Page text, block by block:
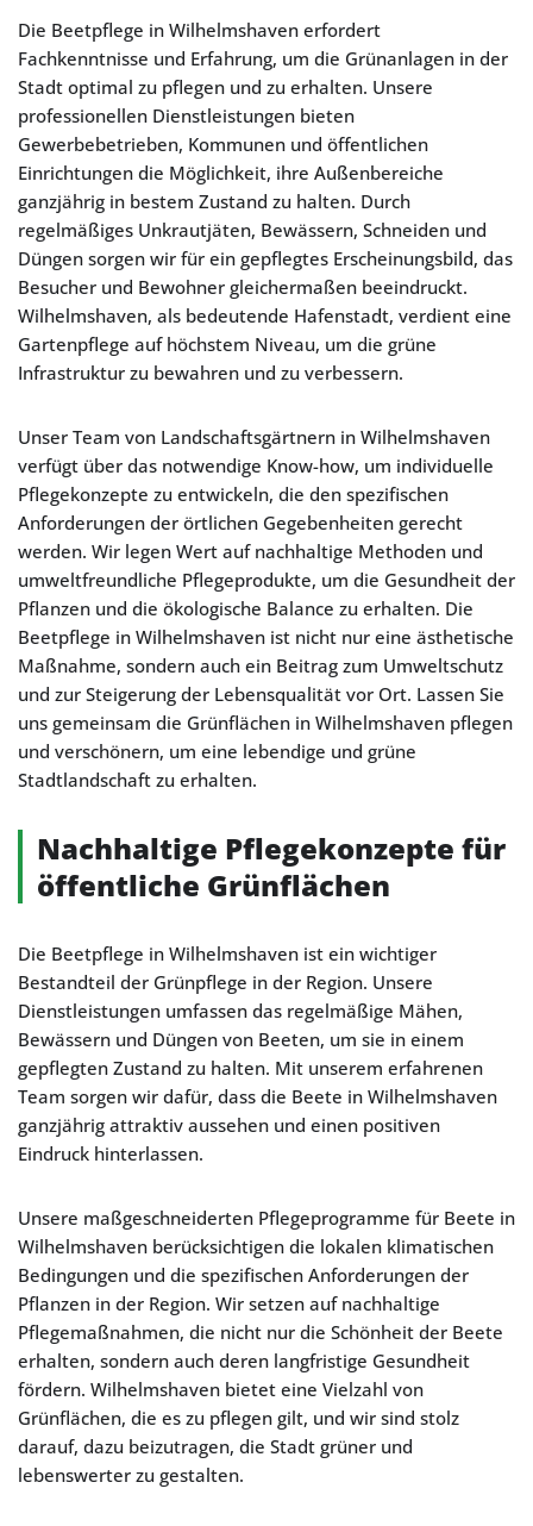
Die Beetpflege in Wilhelmshaven erfordert
Fachkenntnisse und Erfahrung, um die Grünanlagen in der
Stadt optimal zu pflegen und zu erhalten. Unsere
professionellen Dienstleistungen bieten
Gewerbebetrieben, Kommunen und öffentlichen
Einrichtungen die Möglichkeit, ihre Außenbereiche
ganzjährig in bestem Zustand zu halten. Durch
regelmäßiges Unkrautjäten, Bewässern, Schneiden und
Düngen sorgen wir für ein gepflegtes Erscheinungsbild, das
Besucher und Bewohner gleichermaßen beeindruckt.
Wilhelmshaven, als bedeutende Hafenstadt, verdient eine
Gartenpflege auf höchstem Niveau, um die grüne
Infrastruktur zu bewahren und zu verbessern.
Unser Team von Landschaftsgärtnern in Wilhelmshaven
verfügt über das notwendige Know-how, um individuelle
Pflegekonzepte zu entwickeln, die den spezifischen
Anforderungen der örtlichen Gegebenheiten gerecht
werden. Wir legen Wert auf nachhaltige Methoden und
umweltfreundliche Pflegeprodukte, um die Gesundheit der
Pflanzen und die ökologische Balance zu erhalten. Die
Beetpflege in Wilhelmshaven ist nicht nur eine ästhetische
Maßnahme, sondern auch ein Beitrag zum Umweltschutz
und zur Steigerung der Lebensqualität vor Ort. Lassen Sie
uns gemeinsam die Grünflächen in Wilhelmshaven pflegen
und verschönern, um eine lebendige und grüne
Stadtlandschaft zu erhalten.
Nachhaltige Pflegekonzepte für
öffentliche Grünflächen
Die Beetpflege in Wilhelmshaven ist ein wichtiger
Bestandteil der Grünpflege in der Region. Unsere
Dienstleistungen umfassen das regelmäßige Mähen,
Bewässern und Düngen von Beeten, um sie in einem
gepflegten Zustand zu halten. Mit unserem erfahrenen
Team sorgen wir dafür, dass die Beete in Wilhelmshaven
ganzjährig attraktiv aussehen und einen positiven
Eindruck hinterlassen.
Unsere maßgeschneiderten Pflegeprogramme für Beete in
Wilhelmshaven berücksichtigen die lokalen klimatischen
Bedingungen und die spezifischen Anforderungen der
Pflanzen in der Region. Wir setzen auf nachhaltige
Pflegemaßnahmen, die nicht nur die Schönheit der Beete
erhalten, sondern auch deren langfristige Gesundheit
fördern. Wilhelmshaven bietet eine Vielzahl von
Grünflächen, die es zu pflegen gilt, und wir sind stolz
darauf, dazu beizutragen, die Stadt grüner und
lebenswerter zu gestalten.